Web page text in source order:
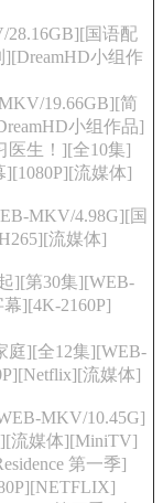
国语配
小组作
19.66GB][简
小组作品]
医生！][全10集]
流媒体]
MKV/4.98G][国
流媒体]
][第30集][WEB-
][4K-2160P]
庭][全12集][WEB-
流媒体]
MKV/10.45G]
流媒体][MiniTV]
第一季]